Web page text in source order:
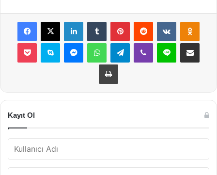
Facebook
X LinkedInTumblr PinterestReddit VKontakte
Pocket Skype MessengerWhatsAppTelegramViber Line E-Posta ile
Yazdır
Kayıt Ol